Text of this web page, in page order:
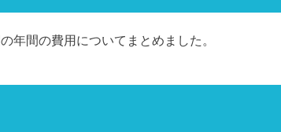
年間の費用についてまとめました。